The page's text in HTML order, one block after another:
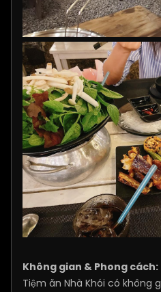
Không gian & Phong cách:
Tiệm ăn Nhà Khói có không